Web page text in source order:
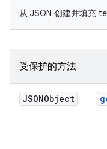
从 JSON 创建并填充
受保护的方法
JSONObject